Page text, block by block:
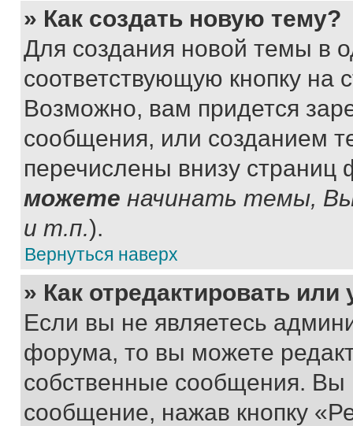
» Как создать новую тему?
Для создания новой темы в
соответствующую кнопку
Возможно, вам придется
сообщения, или созданием
перечислены внизу
можете начинать темы,
и т.п.).
Вернуться наверх
» Как отредактировать
Если вы не являетесь
форума, то вы можете
собственные сообщения. Вы
сообщение, нажав кнопку